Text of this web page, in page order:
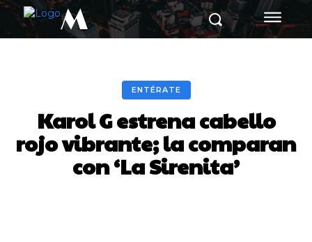
M
ENTÉRATE
Karol G estrena cabello
rojo vibrante; la comparan
con ‘La Sirenita’